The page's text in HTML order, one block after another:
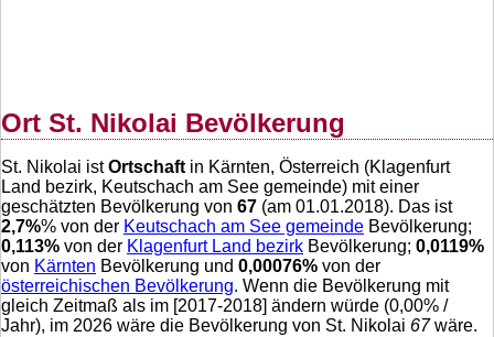
Ort St. Nikolai Bevölkerung
St. Nikolai istOrtschaft in Kärnten, Österreich (Klagenfurt
Land bezirk, Keutschach am See gemeinde) mit einer
geschätzten Bevölkerung von 67 (am 01.01.2018). Das ist
2,7%% von der Keutschach am See gemeinde Bevölkerung;
0,113% von der Klagenfurt Land bezirk Bevölkerung; 0,0119%
von Kärnten Bevölkerung und 0,00076% von der
österreichischen Bevölkerung. Wenn die Bevölkerung mit
gleich Zeitmaß als im [2017-2018] ändern würde (0,00% /
Jahr), im 2026 wäre die Bevölkerung von St. Nikolai 67wäre.